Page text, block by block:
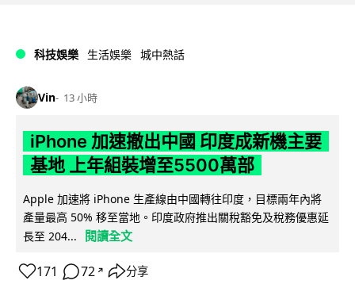
科技娛樂 生活娛樂 城中熱話
Vin 13 小時
iPhone 加速撤出中國 印度成新機主要
基地 上年組裝增至5500萬部
Apple 加速將 iPhone 生產線由中國轉往印度，目標兩年內將
產量最高 50% 移至當地。印度政府推出關稅豁免及稅務優惠延
長至 204...
閱讀全文
171 72 ↗ 分享